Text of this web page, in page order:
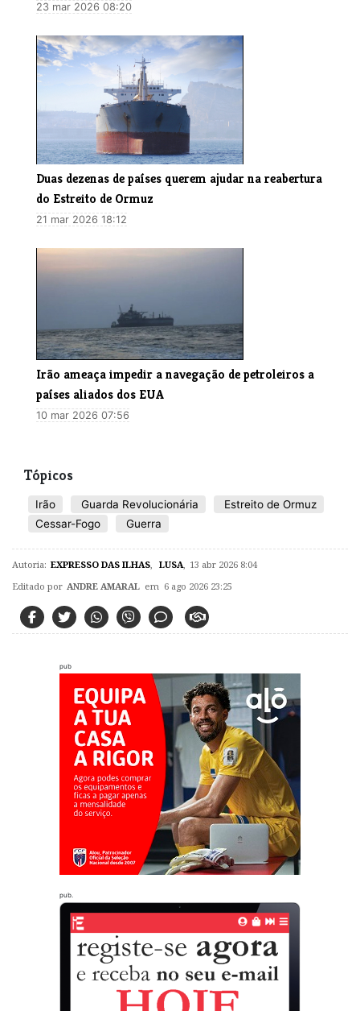
23 mar 2026 08:20
Duas dezenas de países querem ajudar na reabertura
do Estreito de Ormuz
21 mar 2026 18:12
Irão ameaça impedir a navegação de petroleiros a
países aliados dos EUA
10 mar 2026 07:56
Tópicos
Irão Guarda Revolucionária
Estreito de Ormuz
Cessar-Fogo
Guerra
Autoria: EXPRESSO DAS ILHAS, LUSA, 13 abr 2026 8:04
Editado por ANDRE AMARAL em 6 ago 2026 23:25
pub
pub.